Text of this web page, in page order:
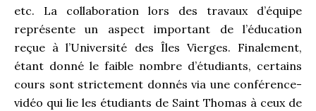
etc. La collaboration lors des travaux d’équipe
représente un aspect important de l’éducation
reçue à l’Université des Îles Vierges. Finalement,
étant donné le faible nombre d’étudiants, certains
cours sont strictement donnés via une conférence-
vidéo qui lie les étudiants de Saint Thomas à ceux de